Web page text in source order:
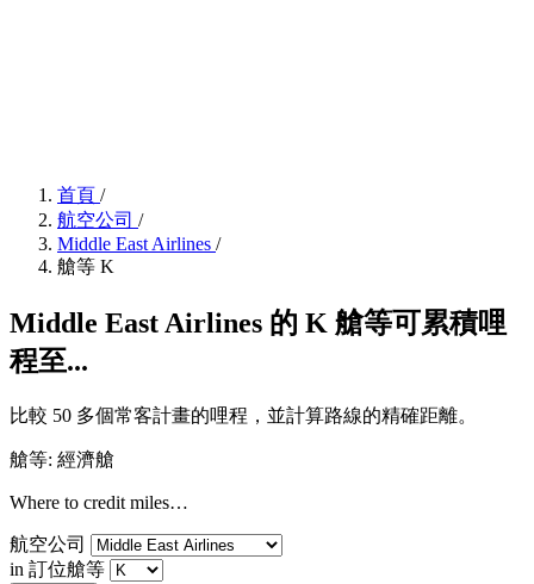
首頁 /
航空公司 /
Middle East Airlines /
艙等 K
Middle East Airlines 的 K 艙等可累積哩
程至...
比較 50 多個常客計畫的哩程，並計算路線的精確距離。
艙等: 經濟艙
Where to credit miles…
航空公司
in 訂位艙等